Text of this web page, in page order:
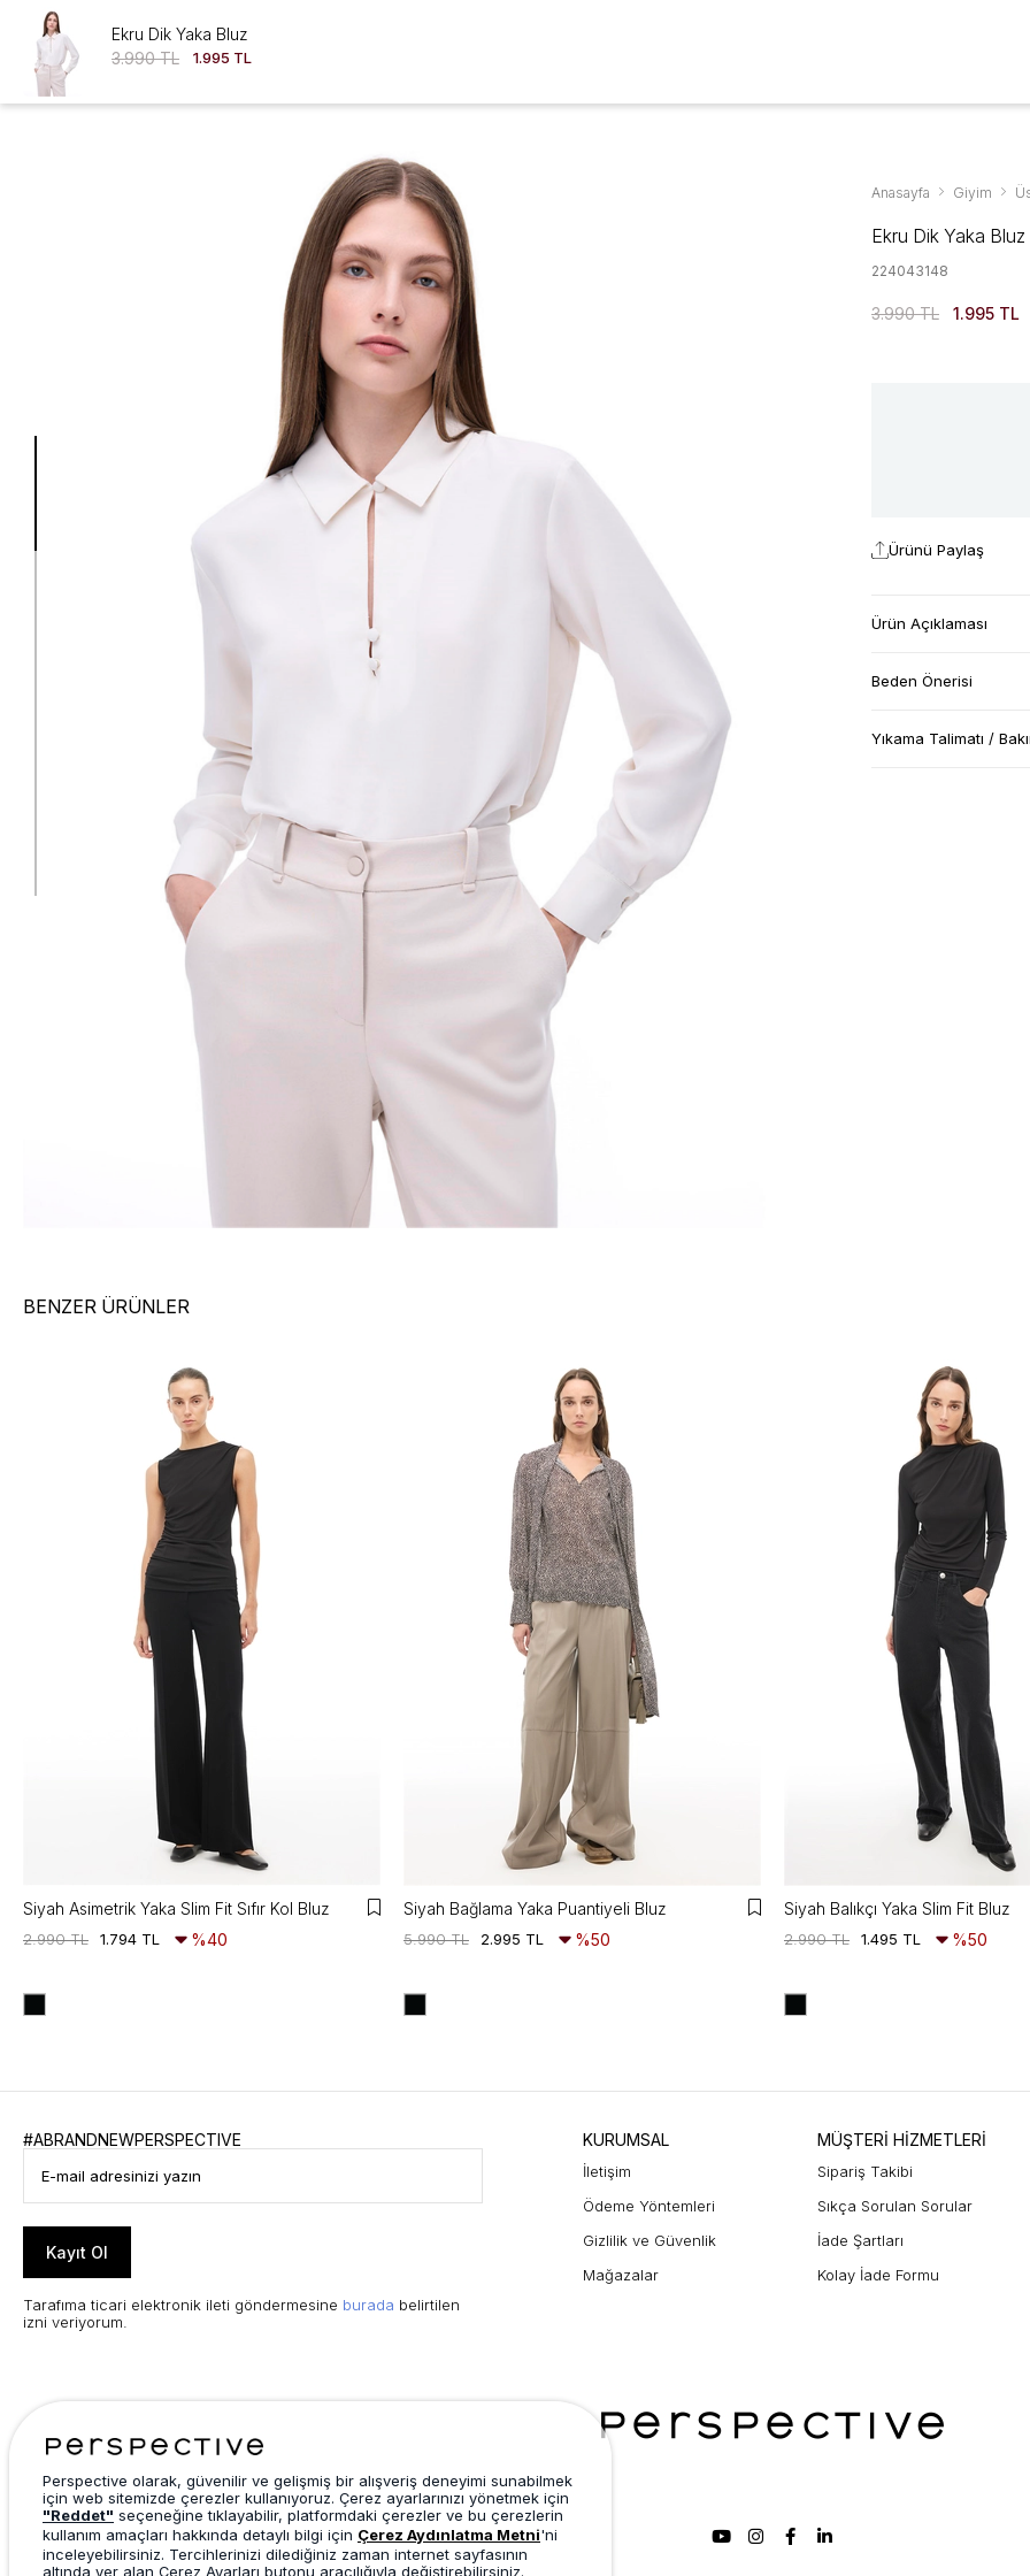
Anasayfa Giyim
Ekru Dik Yaka Bluz
224043148
3.990 TL 1.995 TL
Ürünü Paylaş
Ürün Açıklaması
Beden Önerisi
Yıkama Talimatı /
Ekru Dik Yaka Bluz
3.990 TL
1.995 TL
BENZER ÜRÜNLER
Siyah Asimetrik Yaka Slim Fit Sıfır Kol Bluz
1.794 TL
2.990 TL %40
Siyah Bağlama Yaka Puantiyeli Bluz
2.995 TL
5.990 TL %50
Siyah Balıkçı Yaka Slim Fit Bluz
1.495 TL
2.990 TL %50
#ABRANDNEWPERSPECTIVE
Kayıt Ol
Tarafıma ticari elektronik ileti göndermesine burada belirtilen
izni veriyorum.
KURUMSAL
İletişim
Ödeme Yöntemleri
Gizlilik ve Güvenlik
Mağazalar
MÜŞTERİ HİZMETLERİ
Sipariş Takibi
Sıkça Sorulan Sorular
İade Şartları
Kolay İade Formu
Perspective olarak, güvenilir ve gelişmiş bir alışveriş deneyimi sunabilmek
için web sitemizde çerezler kullanıyoruz. Çerez ayarlarınızı yönetmek için
"Reddet" seçeneğine tıklayabilir, platformdaki çerezler ve bu çerezlerin
kullanım amaçları hakkında detaylı bilgi için Çerez Aydınlatma Metni'ni
inceleyebilirsiniz. Tercihlerinizi dilediğiniz zaman internet sayfasının
altında yer alan Çerez Ayarları butonu aracılığıyla değiştirebilirsiniz.